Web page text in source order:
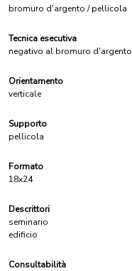
bromuro d'argento / pellicola
Tecnica esecutiva
negativo al bromuro d'argento
Orientamento
verticale
Supporto
pellicola
Formato
18x24
Descrittori
seminario
edificio
Consultabilità